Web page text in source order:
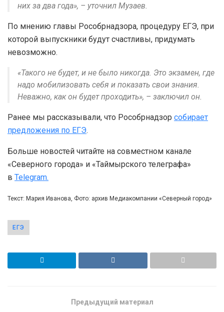
них за два года», – уточнил Музаев.
По мнению главы Рособрнадзора, процедуру ЕГЭ, при
которой выпускники будут счастливы, придумать
невозможно.
«Такого не будет, и не было никогда. Это экзамен, где
надо мобилизовать себя и показать свои знания.
Неважно, как он будет проходить», – заключил он.
Ранее мы рассказывали, что Рособрнадзор собирает
предложения по ЕГЭ.
Больше новостей читайте на совместном канале
«Северного города» и «Таймырского телеграфа»
в Telegram.
Текст: Мария Иванова, Фото: архив Медиакомпании «Северный город»
ЕГЭ
Предыдущий материал